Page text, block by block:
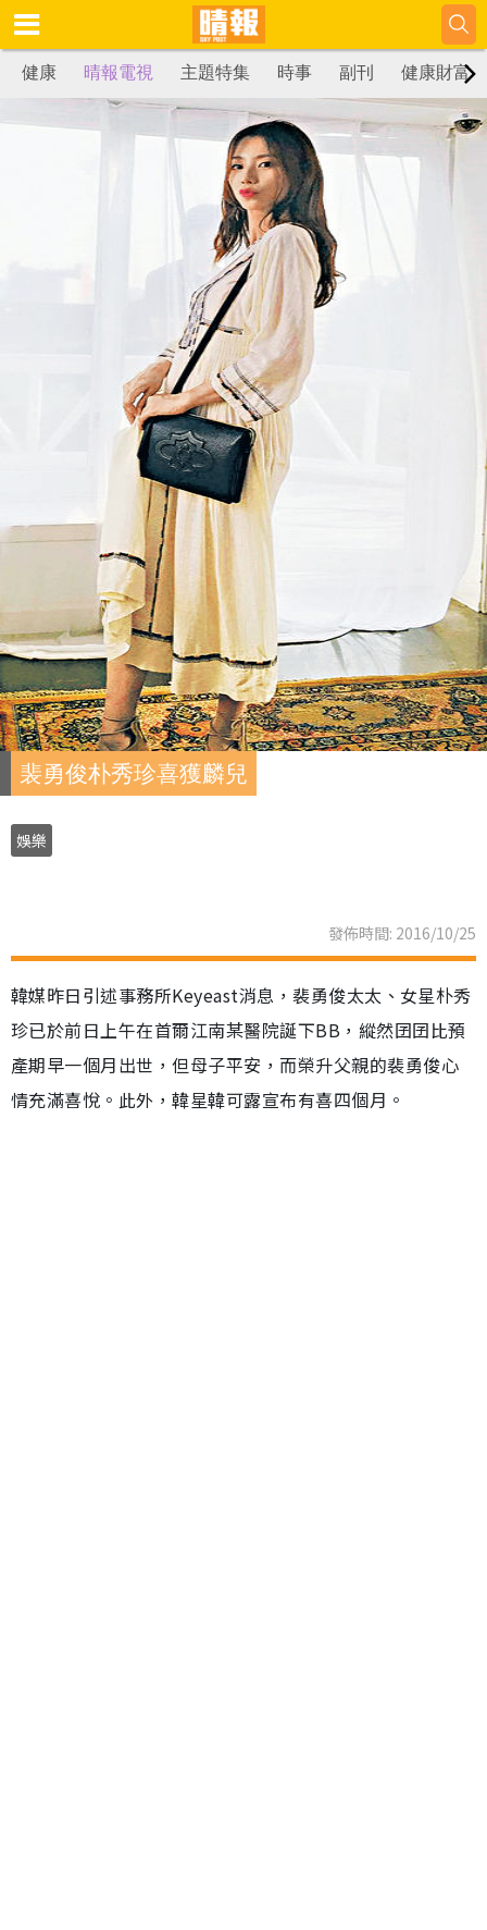
健康 晴報電視 主題特集 時事 副刊 健康財富
裴勇俊朴秀珍喜獲麟兒
娛樂
發佈時間: 2016/10/25
韓媒昨日引述事務所Keyeast消息，裴勇俊太太、女星朴秀
珍已於前日上午在首爾江南某醫院誕下BB，縱然囝囝比預
產期早一個月出世，但母子平安，而榮升父親的裴勇俊心
情充滿喜悅。此外，韓星韓可露宣布有喜四個月。